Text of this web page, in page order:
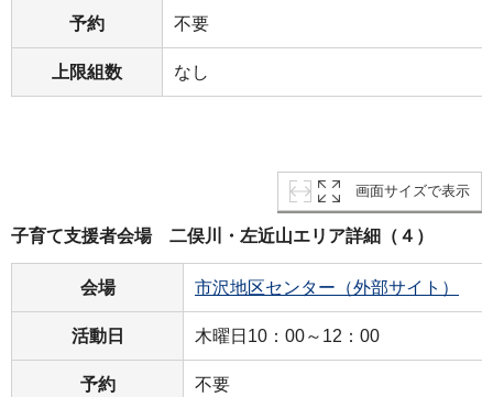
予約 不要
上限組数 なし
画面サイズで表示
子育て支援者会場 二俣川・左近山エリア詳細（４）
会場 市沢地区センター（外部サイト）
活動日 木曜日10：00～12：00
予約 不要